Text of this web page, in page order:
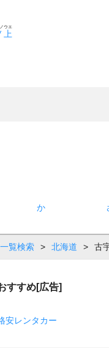
上
ウエ
か
覧検索 > 北海道 > 古
すすめ[広告]
安レンタカー